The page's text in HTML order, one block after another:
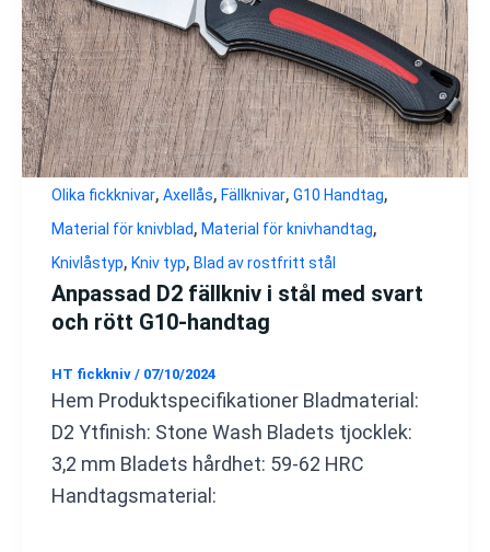
Olika fickknivar, Axellås, Fällknivar, G10 Handtag,
Material för knivblad, Material för knivhandtag,
Knivlåstyp, Kniv typ, Blad av rostfritt stål
Anpassad D2 fällkniv i stål med svart
och rött G10-handtag
HT fickkniv / 07/10/2024
Hem Produktspecifikationer Bladmaterial:
D2 Ytfinish: Stone Wash Bladets tjocklek:
3,2 mm Bladets hårdhet: 59-62 HRC
Handtagsmaterial: